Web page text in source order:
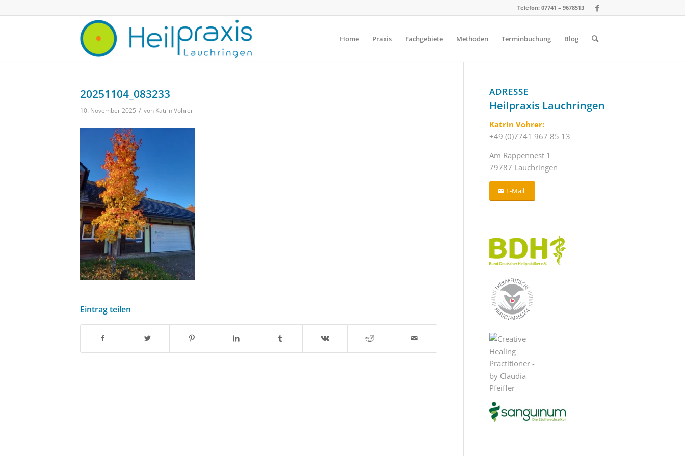
Telefon: 07741 – 9678513
Home Praxis Fachgebiete Methoden Terminbuchung Blog
20251104_083233
10. November 2025 / von Katrin Vohrer
Eintrag teilen
ADRESSE
Heilpraxis Lauchringen
Katrin Vohrer:
+49 (0)7741 967 85 13
Am Rappennest 1
79787 Lauchringen
E-Mail